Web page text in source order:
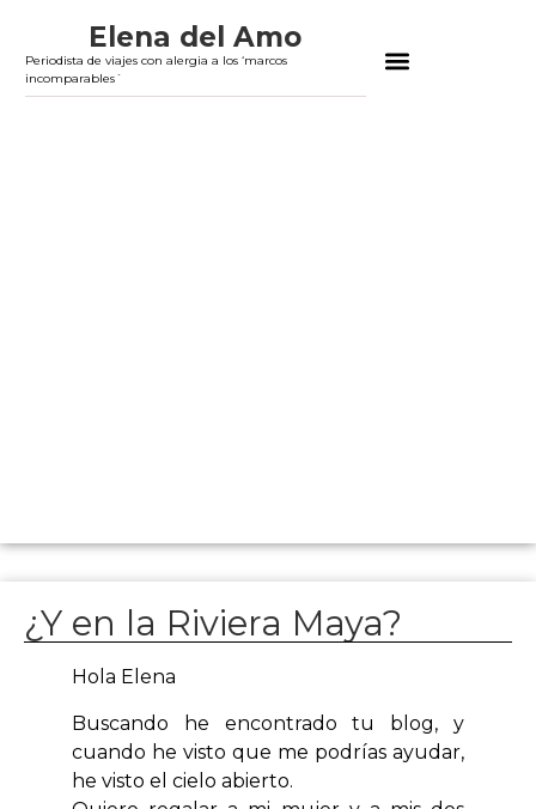
Elena del Amo
Periodista de viajes con alergia a los ‘marcos
incomparables´
¿Y en la Riviera Maya?
Hola Elena
Buscando he encontrado tu blog, y
cuando he visto que me podrías ayudar,
he visto el cielo abierto.